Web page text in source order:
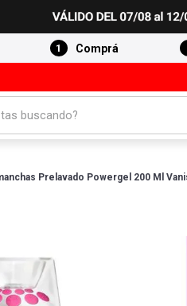
Comprá
buscando?
Prelavado Powergel 200 Ml